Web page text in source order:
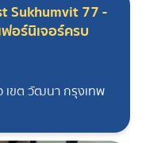
Sukhumvit 77 -
อร์นิเจอร์ครบ
เขต วัฒนา กรุงเทพ